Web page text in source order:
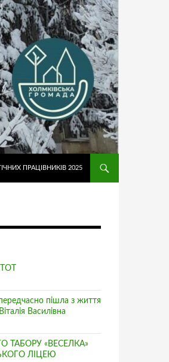
ПРАЦІВНИКІВ 2025
пішла з життя
Василівна
ТАБОРУ «ВЕСЕЛКА»
ЛІЦЕЮ